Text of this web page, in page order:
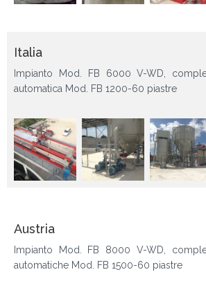
Italia
Impianto Mod. FB 6000 V-WD,
automatica Mod. FB 1200-60 piastre
Austria
Impianto Mod. FB 8000 V-WD,
automatiche Mod. FB 1500-60 piastre